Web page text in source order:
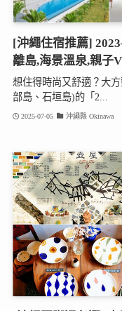
[沖繩住宿推薦]
離島,海景溫泉,親子
想住得時尚又舒適？大
部島、石垣島)的「2...
2025-07-05 沖繩縣 Okinawa